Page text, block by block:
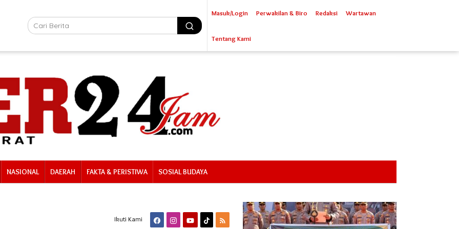
Masuk/Login Perwakilan & Biro Redaksi Wartawan
Tentang Kami
NASIONAL DAERAH FAKTA & PERISTIWA SOSIAL BUDAYA
Ikuti Kami